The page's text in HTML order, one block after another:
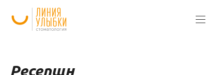
Ресепшн